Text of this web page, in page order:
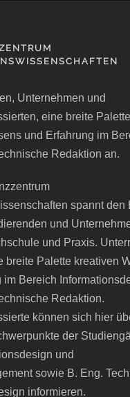
Unternehmen und
eine breite Palette
und Erfahrung im
Redaktion an.
spannt den
und
und Praxis.
breite Palette kreativen
im Bereich
Redaktion.
können sich hier
der
und
sowie B. Eng.
informieren.